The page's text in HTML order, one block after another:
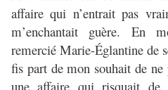
affaire qui n’entrait pas
m’enchantait guère. En
remercié Marie-Églantine de
fis part de mon souhait de
une affaire qui risquait de